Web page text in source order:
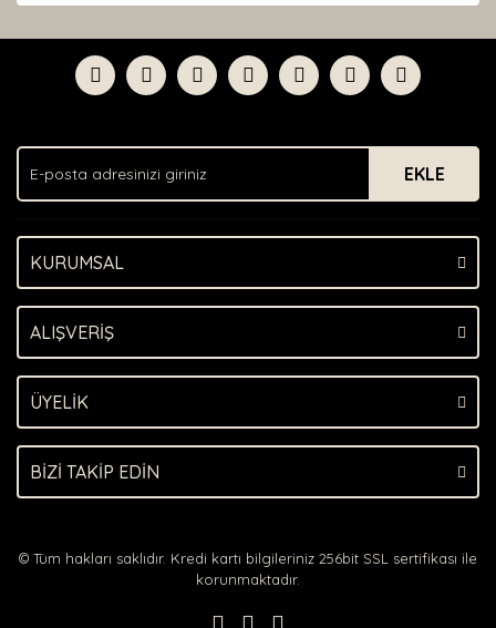
Yorum Yaz
formunu kullanarak tarafımıza iletebilirsiniz.
Görüş ve önerileriniz için teşekkür ederiz.
Ürün açıklamasında eksik bilgiler bulunuyor.
Ürün bilgilerinde hatalar bulunuyor.
Bu ürüne benzer farklı alternatifler olmalı.
EKLE
KURUMSAL
ALIŞVERİŞ
ÜYELİK
BİZİ TAKİP EDİN
© Tüm hakları saklıdır. Kredi kartı bilgileriniz 256bit SSL sertifikası ile
korunmaktadır.